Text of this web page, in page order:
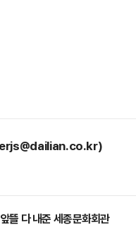
뜰 다 내준 세종문화회관